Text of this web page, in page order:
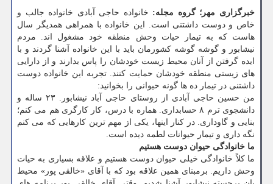
خبرگزاری مهر؛ گروه مجله: خانواده حاجی آبادی خانواده جالب و
خاص و دوست داشتنی است. این خانواده با همراهی همدیگر سال
هاست که به تیمار حیات وحش منطقه خود مشغول اند. مردم
نیشابور و گوشه گوشه کشورمان باید با این خانواده آشنا گردند و با
ایده گرفتن از آنان محیط زیست خودشان را پاس بدارند و از دارایی
های زیستی منطقه خودشان حمایت کنند. تجربه این خانواده دوست
داشتنی در تیمار ده ها گونه حیوانی را بخوانید:
من حسین حاجی آبادی از روستای حاجی آباد نیشابور. ۲۳ ساله و
دانشجوی ترم ۸ حسابداری. هماره با درس، کار کارگری هم می کنم؛
بنایی و گاوداری. در کنار اینها، یکی از مهم ترین کارهایی که می کنم
نگه داری و تیمار حیوانات لطمه دیده است.
ما خانوادگی حیوان دوست هستیم
ما کلاً خانوادگی خیلی حیوان دوست هستیم و علاقه بسیاری به حیات
وحش داریم. برمبنای همین علاقه بود که با آقای «خالقی پور» محیط